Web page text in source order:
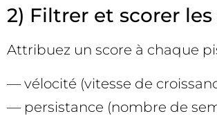
2) Filtrer et scorer
Attribuez un score à chaque
— vélocité (vitesse de
— persistance (nombre de